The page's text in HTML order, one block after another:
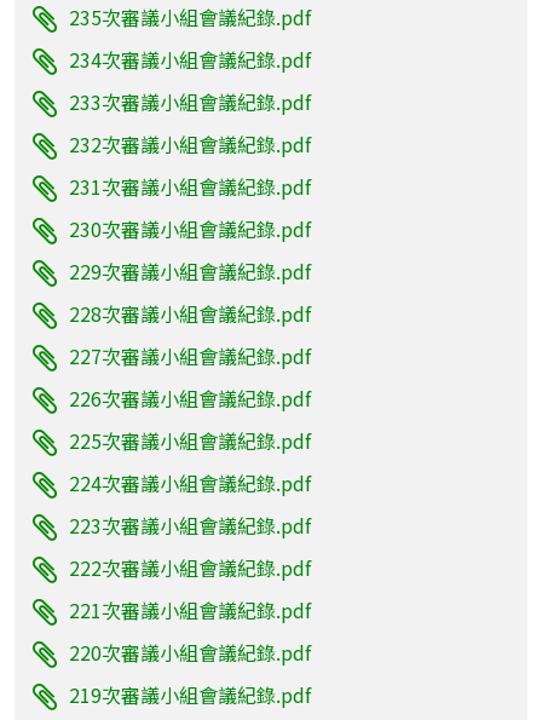
235次審議小組會議紀錄.pdf
234次審議小組會議紀錄.pdf
233次審議小組會議紀錄.pdf
232次審議小組會議紀錄.pdf
231次審議小組會議紀錄.pdf
230次審議小組會議紀錄.pdf
229次審議小組會議紀錄.pdf
228次審議小組會議紀錄.pdf
227次審議小組會議紀錄.pdf
226次審議小組會議紀錄.pdf
225次審議小組會議紀錄.pdf
224次審議小組會議紀錄.pdf
223次審議小組會議紀錄.pdf
222次審議小組會議紀錄.pdf
221次審議小組會議紀錄.pdf
220次審議小組會議紀錄.pdf
219次審議小組會議紀錄.pdf